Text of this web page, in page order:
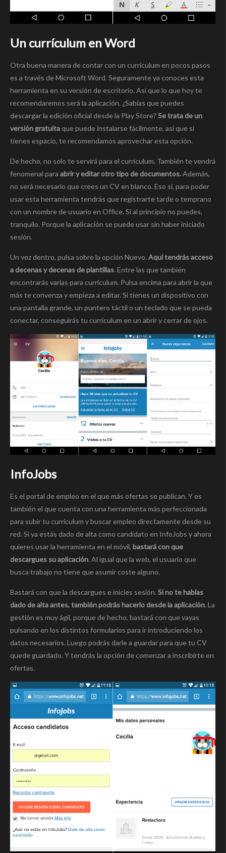
Un currículum en Word
Otra buena manera de contar con un currículum en pocos pasos
es a través de Microsoft Word. Seguramente ya conoces esta
herramienta en su versión de escritorio. Así que lo que hoy te
recomendaremos será la aplicación. ¿Sabías que puedes
descargar la edición oficial desde la Play Store? Se trata de un
versión gratuitaque puede instalarse fácilmente, así que si
tienes espacio, te recomendamos aprovechar esta opción.
De hecho, no solo te servirá para el currículum. También te vendrá
fenomenal para abrir y editar otro tipo de documentos.Además,
no será necesario que crees un CV en blanco. Eso sí, para poder
usar esta herramienta tendrás que registrarte tarde o temprano
con un nombre de usuario en Office. Si al principio no puedes,
tranquilo. Porque la aplicación se puede usar sin haber iniciado
sesión.
Un vez dentro, pulsa sobre la opción Nuevo. Aquí tendrás acceso
a decenas y decenas de plantillas. Entre las que también
encontrarás varias para currículum. Pulsa encima para abrir la que
más te convenza y empieza a editar. Si tienes un dispositivo con
una pantalla grande, un puntero táctil o un teclado que se pueda
conectar, conseguirás tu currículum en un abrir y cerrar de ojos.
InfoJobs
Es el portal de empleo en el que más ofertas se publican. Y es
también el que cuenta con una herramienta más perfeccionada
para subir tu currículum y buscar empleo directamente desde su
red. Si ya estás dado de alta como candidato en InfoJobs y ahora
quieres usar la herramienta en el móvil, bastará con que
descargues su aplicación. Al igual que la web, el usuario que
busca trabajo no tiene que asumir coste alguno.
Bastará con que la descargues e inicies sesión. Si no te habías
dado de alta antes, también podrás hacerlo desde la aplicación. La
gestión es muy ágil, porque de hecho, bastará con que vayas
pulsando en los distintos formularios para ir introduciendo los
datos necesarios. Luego podrás darle a guardar para que tu CV
quede guardado. Y tendrás la opción de comenzar a inscribirte en
ofertas.